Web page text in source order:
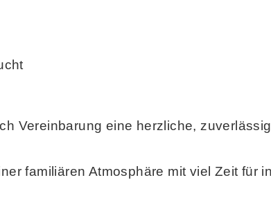
Vereinbarung eine herzliche,
familiären Atmosphäre mit viel Zeit für